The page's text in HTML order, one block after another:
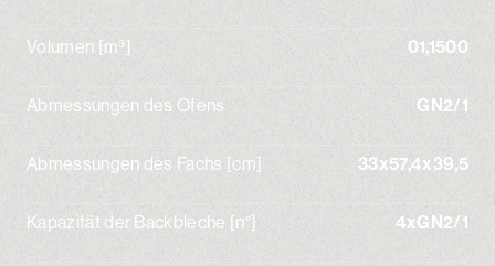
Volumen [m³] 01,1500
Abmessungen des Ofens GN2/1
Abmessungen des Fachs [cm] 33x57,4x39,5
Kapazität der Backbleche [n°] 4xGN2/1